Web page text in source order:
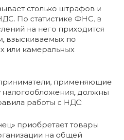
столько штрафов и
По статистике ФНС, в
на него приходится
взыскиваемых по
или камеральных
применяющие
должны
работы с НДС:
приобретает товары
на общей